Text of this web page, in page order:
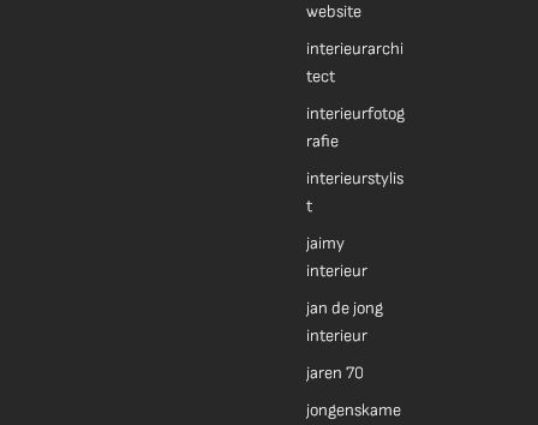
website
interieurarchi
tect
interieurfotog
rafie
interieurstylis
t
jaimy
interieur
jan de jong
interieur
jaren 70
jongenskame